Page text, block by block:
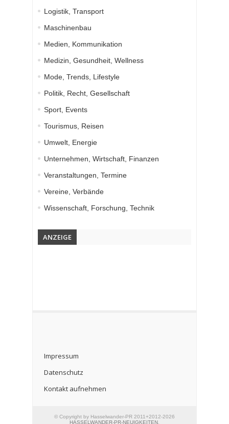
Logistik, Transport
Maschinenbau
Medien, Kommunikation
Medizin, Gesundheit, Wellness
Mode, Trends, Lifestyle
Politik, Recht, Gesellschaft
Sport, Events
Tourismus, Reisen
Umwelt, Energie
Unternehmen, Wirtschaft, Finanzen
Veranstaltungen, Termine
Vereine, Verbände
Wissenschaft, Forschung, Technik
ANZEIGE
Impressum
Datenschutz
Kontakt aufnehmen
© Copyright by Hasselwander-PR 2011+2012-2026
HASSELWANDER-PR-NEUIGKEITEN.